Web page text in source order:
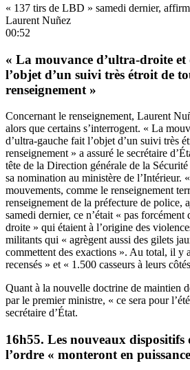
« 137 tirs de LBD » samedi dernier,
Laurent Nuñez
00:52
« La mouvance d’ultra-droite
l’objet d’un suivi très étroit de
renseignement »
Concernant le renseignement, Laurent
alors que certains s’interrogent. « La
d’ultra-gauche fait l’objet d’un suivi très
renseignement » a assuré le secrétaire
tête de la Direction générale de la
sa nomination au ministère de l’Intérieur.
mouvements, comme le renseignement
renseignement de la préfecture de police,
samedi dernier, ce n’était « pas forcément
droite » qui étaient à l’origine des
militants qui « agrègent aussi des gilets
commettent des exactions ». Au total, il y
recensés » et « 1.500 casseurs à leurs
Quant à la nouvelle doctrine de maintien
par le premier ministre, « ce sera pour
secrétaire d’État.
16h55. Les nouveaux dispositifs
l’ordre « monteront en